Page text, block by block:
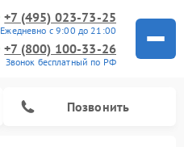
+7 (495) 023-73-25
Ежедневно с 9:00 до 21:00
+7 (800) 100-33-26
Звонок бесплатный по РФ
Позвонить